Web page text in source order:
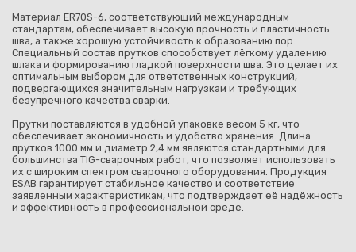
Материал ER70S-6, соответствующий международным
стандартам, обеспечивает высокую прочность и пластичность
шва, а также хорошую устойчивость к образованию пор.
Специальный состав прутков способствует лёгкому удалению
шлака и формированию гладкой поверхности шва. Это делает их
оптимальным выбором для ответственных конструкций,
подвергающихся значительным нагрузкам и требующих
безупречного качества сварки.
Прутки поставляются в удобной упаковке весом 5 кг, что
обеспечивает экономичность и удобство хранения. Длина
прутков 1000 мм и диаметр 2,4 мм являются стандартными для
большинства TIG-сварочных работ, что позволяет использовать
их с широким спектром сварочного оборудования. Продукция
ESAB гарантирует стабильное качество и соответствие
заявленным характеристикам, что подтверждает её надёжность
и эффективность в профессиональной среде.